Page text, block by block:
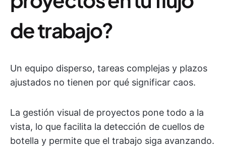
de trabajo?
Un equipo disperso, tareas complejas y plazos
ajustados no tienen por qué significar caos.
La gestión visual de proyectos pone todo a la
vista, lo que facilita la detección de cuellos de
botella y permite que el trabajo siga avanzando.